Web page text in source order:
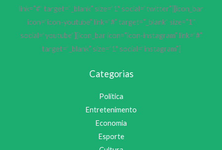
link=”#” target=”_blank” size=”1″ social=”twitter”][icon_bar
icon=”icon-youtube” link=”#” target=”_blank” size=”1″
social=”youtube”][icon_bar icon=”icon-instagram” link=”#”
target=”_blank” size=”1″ social=”instagram”]
Categorias
Política
Entretenimento
Economia
Esporte